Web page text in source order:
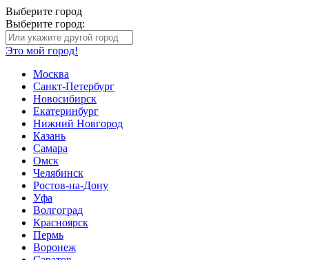
Выберите город
Выберите город:
Это мой город!
Москва
Санкт-Петербург
Новосибирск
Екатеринбург
Нижний Новгород
Казань
Самара
Омск
Челябинск
Ростов-на-Дону
Уфа
Волгоград
Красноярск
Пермь
Воронеж